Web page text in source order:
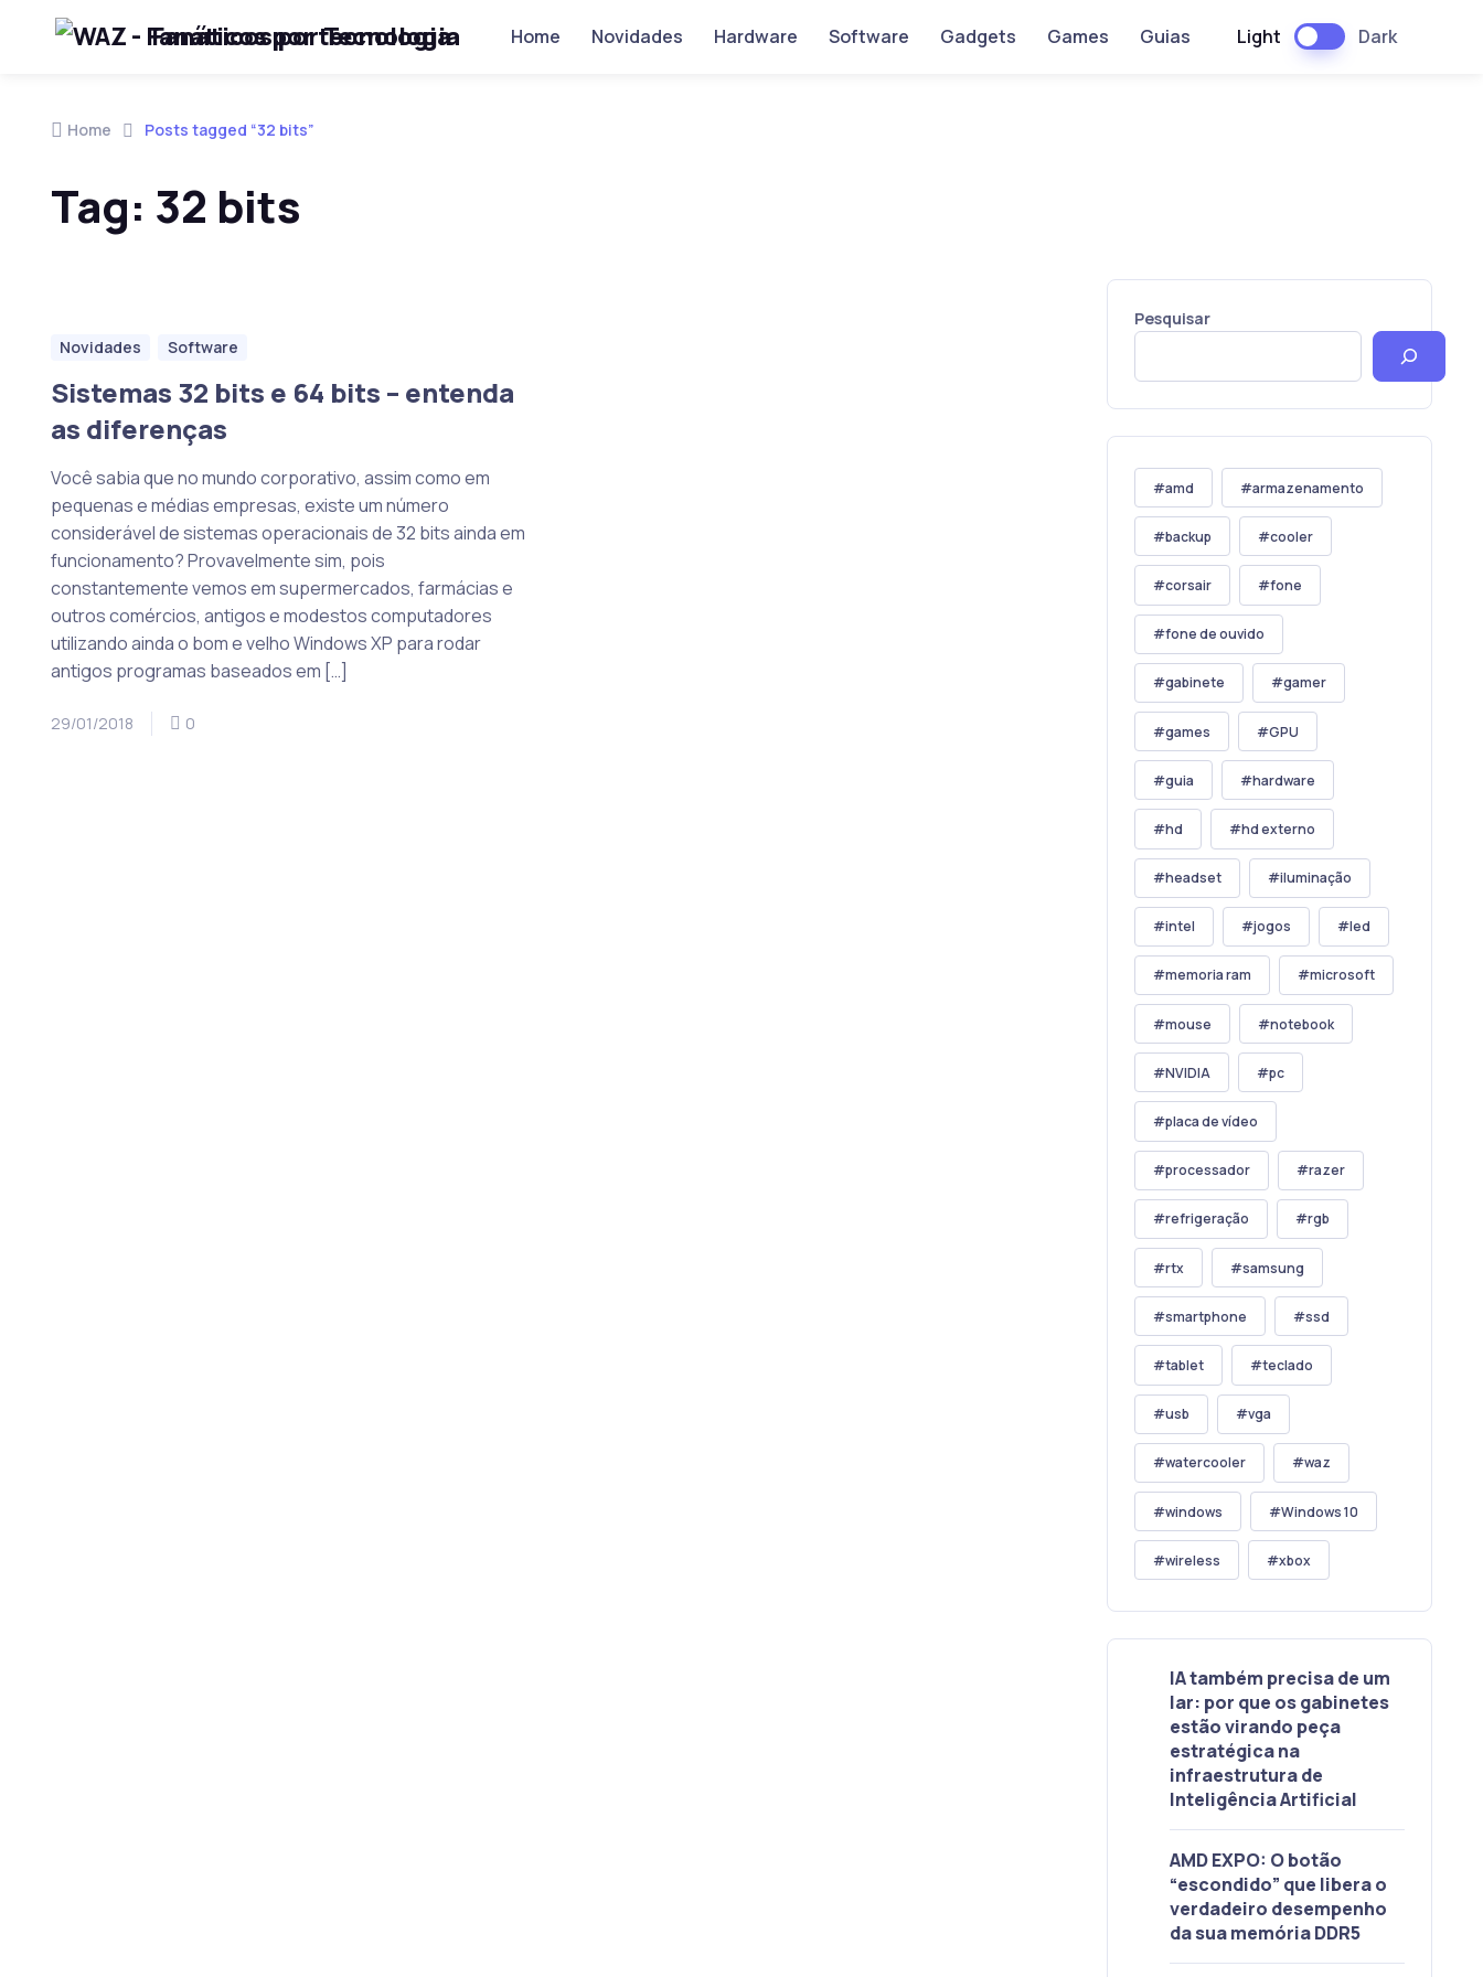
Skip to navigation
Skip to contentFanáticos por Tecnologia Home Novidades Hardware Software Gadgets Games Guias Light Dark
Home Posts tagged “32 bits”
Tag: 32 bits
Novidades Software
Sistemas 32 bits e 64 bits – entenda
as diferenças
Você sabia que no mundo corporativo, assim como em
pequenas e médias empresas, existe um número
considerável de sistemas operacionais de 32 bits ainda em
funcionamento? Provavelmente sim, pois
constantemente vemos em supermercados, farmácias e
outros comércios, antigos e modestos computadores
utilizando ainda o bom e velho Windows XP para rodar
antigos programas baseados em […]
29/01/2018 0
Pesquisar
amd armazenamento
backup cooler
corsair fone
fone de ouvido
gabinete gamer
games GPU
guia hardware
hd hd externo
headset iluminação
intel jogos led
memoria ram microsoft
mouse notebook
NVIDIA pc
placa de vídeo
processador razer
refrigeração rgb
rtx samsung
smartphone ssd
tablet teclado
usb vga
watercooler waz
windows Windows 10
wireless xbox
IA também precisa de um
lar: por que os gabinetes
estão virando peça
estratégica na
infraestrutura de
Inteligência Artificial
AMD EXPO: O botão
“escondido” que libera o
verdadeiro desempenho
da sua memória DDR5